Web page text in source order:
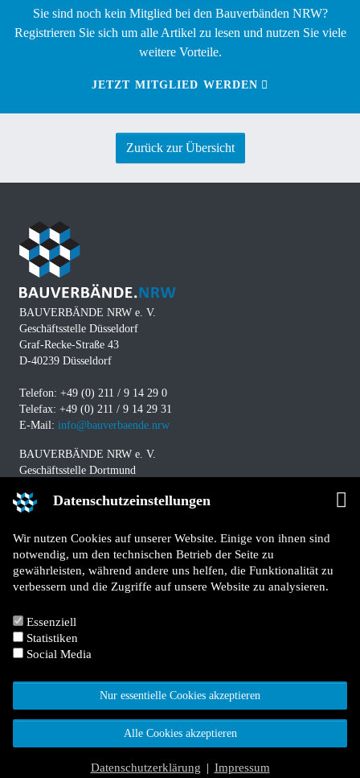
Datenschutzeinstellungen
Wir nutzen Cookies auf unserer Website. Einige von ihnen sind
notwendig, um den technischen Betrieb der Seite zu
gewährleisten, während andere uns helfen, die Funktionalität zu
verbessern und die Zugriffe auf unsere Website zu analysieren.
Essenziell
Statistiken
Social Media
Nur essentielle Cookies akzeptieren
Alle Cookies akzeptieren
Datenschutzerklärung | Impressum
Sie sind noch kein Mitglied bei den Bauverbänden NRW?
Registrieren Sie sich um alle Artikel zu lesen und nutzen Sie viele
weitere Vorteile.
JETZT MITGLIED WERDEN
Zurück zur Übersicht
BAUVERBÄNDE NRW e. V.
Geschäftsstelle Düsseldorf
Graf-Recke-Straße 43
D-40239 Düsseldorf
Telefon: +49 (0) 211 / 9 14 29 0
Telefax: +49 (0) 211 / 9 14 29 31
E-Mail: info@bauverbaende.nrw
BAUVERBÄNDE NRW e. V.
Geschäftsstelle Dortmund
D-44141 Dortmund
Telefon: +49 (0) 231 / 94 11 580
Telefax: +49 (0) 231 / 94 11 5840
E-Mail:info@bauverbaende.nrw
Datenschutz
Kontakt
Für Mitglieder
LinkedIn
YouTube
TYPO3 Website von Kombinat